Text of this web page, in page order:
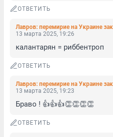
ОТВЕТИТЬ
13 марта 2025, 19:26
калантарян = риббентроп
ОТВЕТИТЬ
13 марта 2025, 19:23
Браво ! 👍👍👍👏👏👏👏
ОТВЕТИТЬ